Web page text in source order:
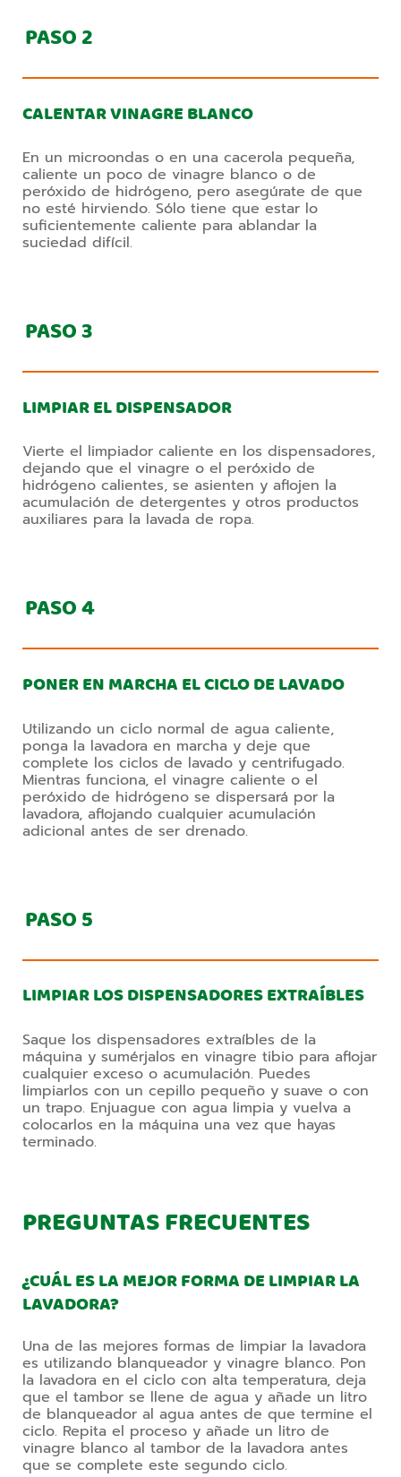
PASO2
CALENTAR VINAGRE BLANCO
En un microondas o en una cacerola pequeña,
caliente un poco de vinagre blanco o de
peróxido de hidrógeno, pero asegúrate de que
no esté hirviendo. Sólo tiene que estar lo
suficientemente caliente para ablandar la
suciedad difícil.
PASO3
LIMPIAR EL DISPENSADOR
Vierte el limpiador caliente en los dispensadores,
dejando que el vinagre o el peróxido de
hidrógeno calientes, se asienten y aflojen la
acumulación de detergentes y otros productos
auxiliares para la lavada de ropa.
PASO4
PONER EN MARCHA EL CICLO DE LAVADO
Utilizando un ciclo normal de agua caliente,
ponga la lavadora en marcha y deje que
complete los ciclos de lavado y centrifugado.
Mientras funciona, el vinagre caliente o el
peróxido de hidrógeno se dispersará por la
lavadora, aflojando cualquier acumulación
adicional antes de ser drenado.
PASO5
LIMPIAR LOS DISPENSADORES EXTRAÍBLES
Saque los dispensadores extraíbles de la
máquina y sumérjalos en vinagre tibio para aflojar
cualquier exceso o acumulación. Puedes
limpiarlos con un cepillo pequeño y suave o con
un trapo. Enjuague con agua limpia y vuelva a
colocarlos en la máquina una vez que hayas
terminado.
PREGUNTAS FRECUENTES
¿CUÁL ES LA MEJOR FORMA DE LIMPIAR LA
LAVADORA?
Una de las mejores formas de limpiar la lavadora
es utilizando blanqueador y vinagre blanco. Pon
la lavadora en el ciclo con alta temperatura, deja
que el tambor se llene de agua y añade un litro
de blanqueador al agua antes de que termine el
ciclo. Repita el proceso y añade un litro de
vinagre blanco al tambor de la lavadora antes
que se complete este segundo ciclo.